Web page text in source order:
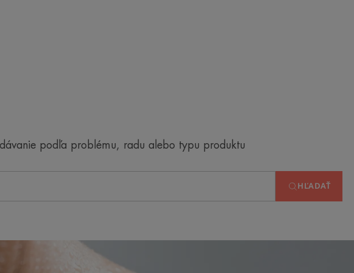
podľa problému, radu alebo typu produktu
HĽADAŤ